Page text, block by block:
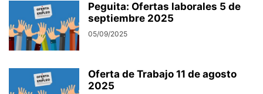
Peguita: Ofertas laborales 5 de
septiembre 2025
05/09/2025
Oferta de Trabajo 11 de agosto
2025